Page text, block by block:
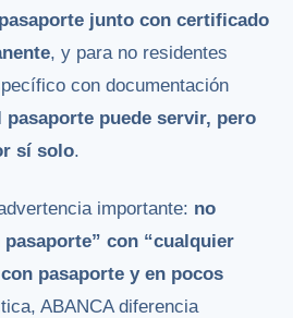
pasaporte junto con certificado
, y para no residentes
con documentación
pasaporte puede servir, pero
sí solo.
importante: no
con “cualquier
pasaporte y en pocos
ABANCA diferencia